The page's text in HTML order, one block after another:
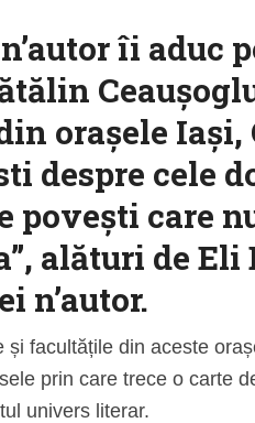
îi aduc
orașele Iași,
despre cele
povești care
alături de Eli
n’autor.
facultățile din aceste
prin care trece o carte
univers literar.